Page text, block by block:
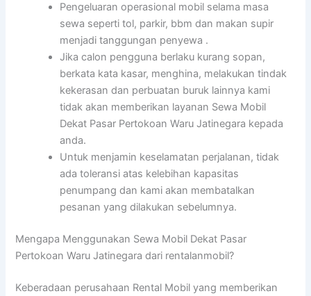
Pengeluaran operasional mobil selama masa
sewa seperti tol, parkir, bbm dan makan supir
menjadi tanggungan penyewa .
Jika calon pengguna berlaku kurang sopan,
berkata kata kasar, menghina, melakukan tindak
kekerasan dan perbuatan buruk lainnya kami
tidak akan memberikan layanan Sewa Mobil
Dekat Pasar Pertokoan Waru Jatinegara kepada
anda.
Untuk menjamin keselamatan perjalanan, tidak
ada toleransi atas kelebihan kapasitas
penumpang dan kami akan membatalkan
pesanan yang dilakukan sebelumnya.
Mengapa Menggunakan Sewa Mobil Dekat Pasar
Pertokoan Waru Jatinegara dari rentalanmobil?
Keberadaan perusahaan Rental Mobil yang memberikan